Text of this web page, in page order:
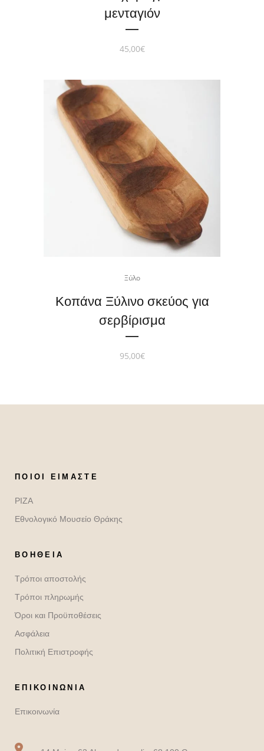
μενταγιόν
45,00€
Ξύλο
Κοπάνα Ξύλινο σκεύος για
σερβίρισμα
95,00€
ΠΟΙΟΙ ΕΊΜΑΣΤΕ
ΡΙΖΑ
Εθνολογικό Μουσείο Θράκης
ΒΟΉΘΕΙΑ
Τρόποι αποστολής
Τρόποι πληρωμής
Όροι και Προϋποθέσεις
Ασφάλεια
Πολιτική Επιστροφής
ΕΠΙΚΟΙΝΩΝΙΑ
Επικοινωνία